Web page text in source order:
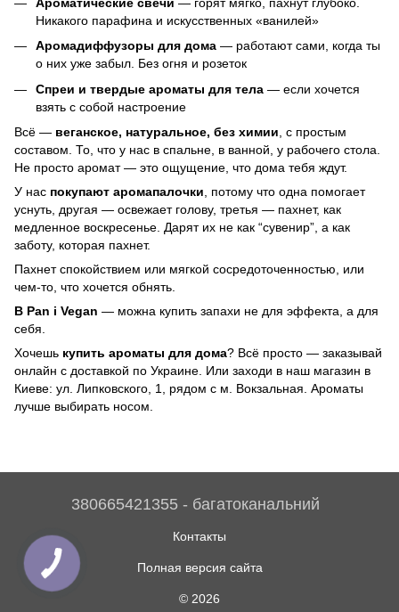
Никакого парафина и искусственных «ванилей»
Аромадиффузоры для дома — работают сами, когда ты
о них уже забыл. Без огня и розеток
Спреи и твердые ароматы для тела — если хочется
взять с собой настроение
Всё — веганское, натуральное, без химии , с простым
составом. То, что у нас в спальне, в ванной, у рабочего стола.
Не просто аромат — это ощущение, что дома тебя ждут.
У нас покупают аромапалочки , потому что одна помогает
уснуть, другая — освежает голову, третья — пахнет, как
медленное воскресенье. Дарят их не как “сувенир”, а как
заботу, которая пахнет.
Пахнет спокойствием или мягкой сосредоточенностью, или
чем-то, что хочется обнять.
В Pan i Vegan — можна купить запахи не для эффекта, а для
себя.
Хочешь купить ароматы для дома? Всё просто — заказывай
онлайн с доставкой по Украине. Или заходи в наш магазин в
Киеве: ул. Липковского, 1, рядом с м. Вокзальная. Ароматы
лучше выбирать носом.
380665421355 - багатоканальний
Контакты
Полная версия сайта
© 2026